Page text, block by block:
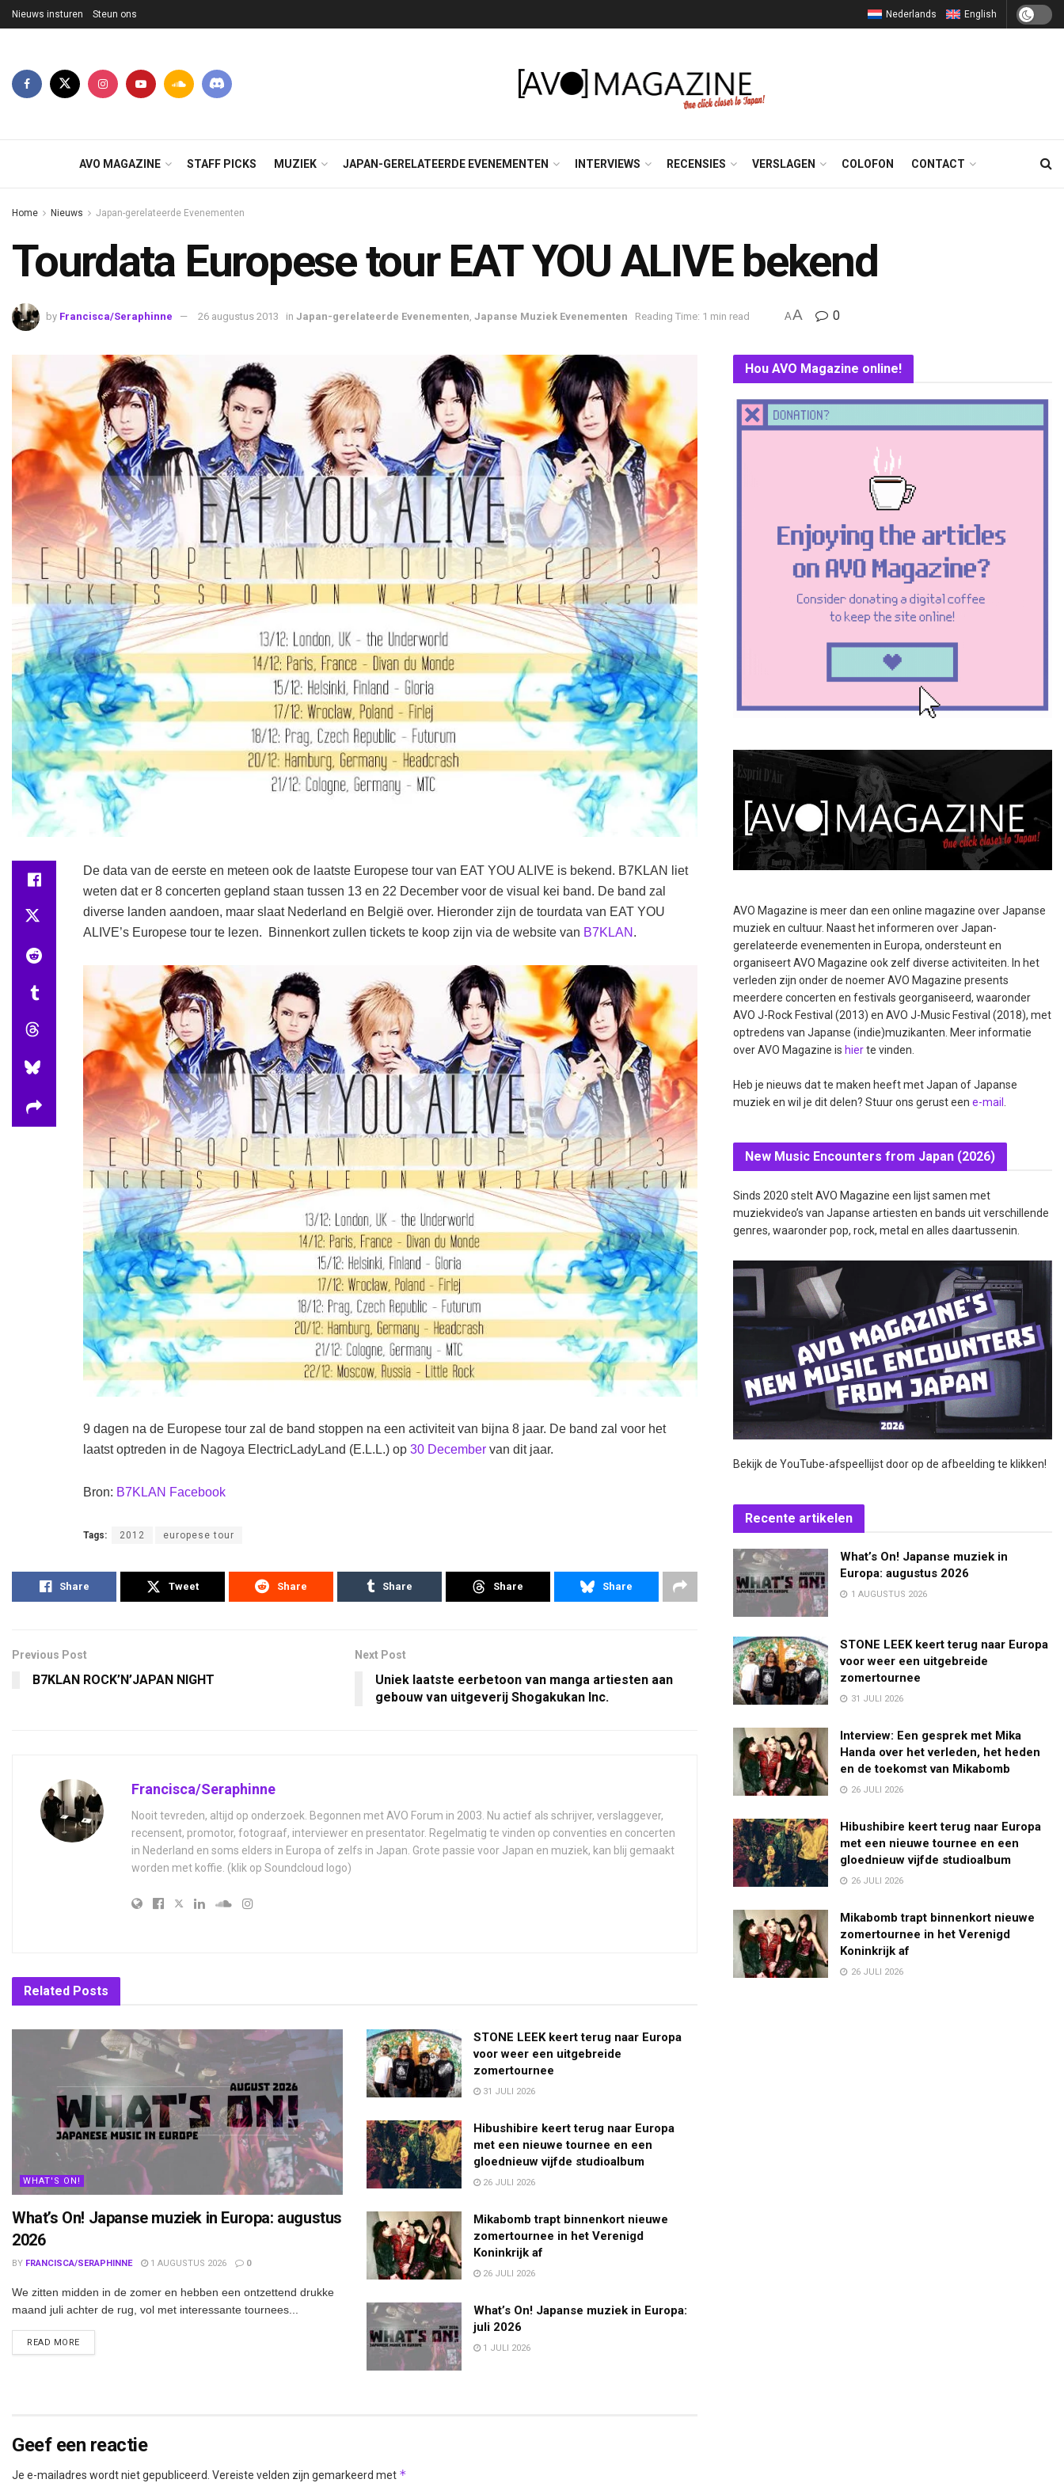
Nieuws insturen Steun ons Nederlands English
AVO MAGAZINE STAFF PICKS MUZIEK JAPAN-GERELATEERDE EVENEMENTEN INTERVIEWS RECENSIES VERSLAGEN COLOFON CONTACT
Home Nieuws Japan-gerelateerde Evenementen
Tourdata Europese tour EAT YOU ALIVE bekend
by Francisca/Seraphinne 26 augustus 2013 in Japan-gerelateerde Evenementen, Japanse Muziek Evenementen Reading Time: 1 min read AA 0
De data van de eerste en meteen ook de laatste Europese tour van EAT YOU ALIVE is bekend. B7KLAN liet
weten dat er 8 concerten gepland staan tussen 13 en 22 December voor de visual kei band. De band zal
diverse landen aandoen, maar slaat Nederland en België over. Hieronder zijn de tourdata van EAT YOU
ALIVE’s Europese tour te lezen. Binnenkort zullen tickets te koop zijn via de website van B7KLAN .
9 dagen na de Europese tour zal de band stoppen na een activiteit van bijna 8 jaar. De band zal voor het
laatst optreden in de Nagoya ElectricLadyLand (E.L.L.) op 30 December van dit jaar.
Bron: B7KLAN Facebook
Tags: 2012 europese tour
Share Tweet Share Share Share Share
Previous Post
B7KLAN ROCK’N’JAPAN NIGHT
Next Post
Uniek laatste eerbetoon van manga artiesten aan
gebouw van uitgeverij Shogakukan Inc.
Francisca/Seraphinne
Nooit tevreden, altijd op onderzoek. Begonnen met AVO Forum in 2003. Nu actief als schrijver, verslaggever,
recensent, promotor, fotograaf, interviewer en presentator. Regelmatig te vinden op conventies en concerten
in Nederland en soms elders in Europa of zelfs in Japan. Grote passie voor Japan en muziek, kan blij gemaakt
worden met koffie. (klik op Soundcloud logo)
Related Posts
WHAT'S ON!
What’s On! Japanse muziek in Europa: augustus
2026
BY FRANCISCA/SERAPHINNE 1 AUGUSTUS 2026 0
We zitten midden in de zomer en hebben een ontzettend drukke
maand juli achter de rug, vol met interessante tournees...
READ MOREDETAILS
STONE LEEK keert terug naar Europa
voor weer een uitgebreide
zomertournee
31 JULI 2026
Hibushibire keert terug naar Europa
met een nieuwe tournee en een
gloednieuw vijfde studioalbum
26 JULI 2026
Mikabomb trapt binnenkort nieuwe
zomertournee in het Verenigd
Koninkrijk af
26 JULI 2026
What’s On! Japanse muziek in Europa:
juli 2026
1 JULI 2026
Geef een reactie
Je e-mailadres wordt niet gepubliceerd. Vereiste velden zijn gemarkeerd met *
Hou AVO Magazine online!
AVO Magazine is meer dan een online magazine over Japanse
muziek en cultuur. Naast het informeren over Japan-
gerelateerde evenementen in Europa, ondersteunt en
organiseert AVO Magazine ook zelf diverse activiteiten. In het
verleden zijn onder de noemer AVO Magazine presents
meerdere concerten en festivals georganiseerd, waaronder
AVO J-Rock Festival (2013) en AVO J-Music Festival (2018), met
optredens van Japanse (indie)muzikanten. Meer informatie
over AVO Magazine is hierte vinden.
Heb je nieuws dat te maken heeft met Japan of Japanse
muziek en wil je dit delen? Stuur ons gerust een e-mail
New Music Encounters from Japan (2026)
Sinds 2020 stelt AVO Magazine een lijst samen met
muziekvideo’s van Japanse artiesten en bands uit verschillende
genres, waaronder pop, rock, metal en alles daartussenin.
Bekijk de YouTube-afspeellijst door op de afbeelding te klikken!
Recente artikelen
What’s On! Japanse muziek in
Europa: augustus 2026
1 AUGUSTUS 2026
STONE LEEK keert terug naar Europa
voor weer een uitgebreide
zomertournee
31 JULI 2026
Interview: Een gesprek met Mika
Handa over het verleden, het heden
en de toekomst van Mikabomb
26 JULI 2026
Hibushibire keert terug naar Europa
met een nieuwe tournee en een
gloednieuw vijfde studioalbum
26 JULI 2026
Mikabomb trapt binnenkort nieuwe
zomertournee in het Verenigd
Koninkrijk af
26 JULI 2026